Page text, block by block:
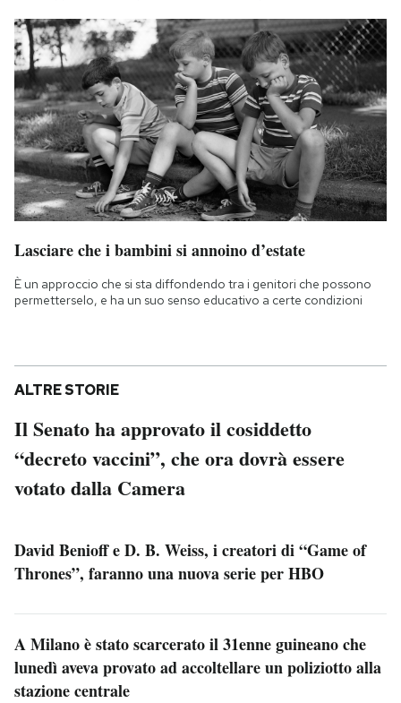
Lasciare che i bambini si annoino d’estate
È un approccio che si sta diffondendo tra i genitori che possono
permetterselo, e ha un suo senso educativo a certe condizioni
ALTRE STORIE
Il Senato ha approvato il cosiddetto
“decreto vaccini”, che ora dovrà essere
votato dalla Camera
David Benioff e D. B. Weiss, i creatori di “Game of
Thrones”, faranno una nuova serie per HBO
A Milano è stato scarcerato il 31enne guineano che
lunedì aveva provato ad accoltellare un poliziotto alla
stazione centrale